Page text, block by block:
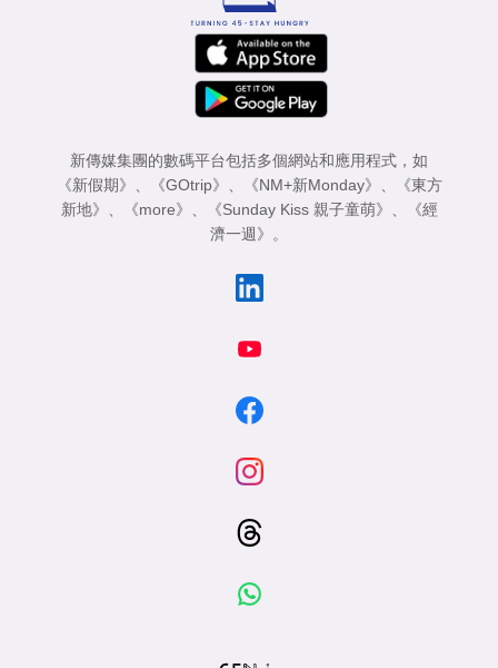
新傳媒集團的數碼平台包括多個網站和應用程式，如
《新假期》 、 《GOtrip》 、 《NM+新Monday》 、
《東方
新地》 、 《more》 、 《Sunday Kiss 親子童萌》 、
《經
濟一週》 。